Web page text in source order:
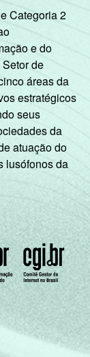
48
49 51
Categoria 2
e do
de
áreas da
estratégicos
seus
da
atuação do
lusófonos da